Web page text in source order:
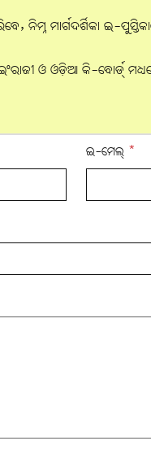
ନିମ୍ନ ମାର୍ଗଦର୍ଶିକା ଇ-
ଓ ଓଡ଼ିଆ କି-ବୋର୍ଡ୍
ଇ-ମେଲ୍ *